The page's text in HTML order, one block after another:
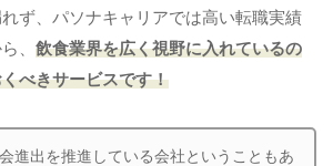
ず、パソナキャリアでは高い転職実績
、 飲食業界を広く視野に入れているの
べきサービスです！
進出を推進している会社ということもあ